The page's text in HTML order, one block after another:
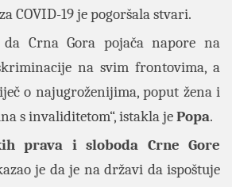
COVID-19 je pogoršala stvari.
da Crna Gora pojača napore na
na svim frontovima, a
o najugroženijima, poput žena i
s invaliditetom“, istakla jePopa.
prava i sloboda Crne Gore
je da je na državi da ispoštuje